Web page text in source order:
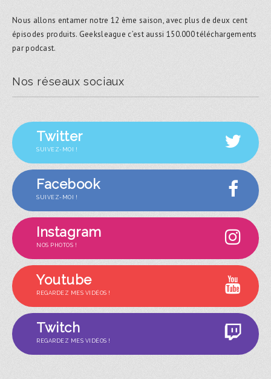
Nous allons entamer notre 12 ème saison, avec plus de deux cent
épisodes produits. Geeksleague c’est aussi 150.000 téléchargements
par podcast.
Nos réseaux sociaux
Twitter
SUIVEZ-MOI !
Facebook
SUIVEZ-MOI !
Instagram
NOS PHOTOS !
Youtube
REGARDEZ MES VIDÉOS !
Twitch
REGARDEZ MES VIDÉOS !